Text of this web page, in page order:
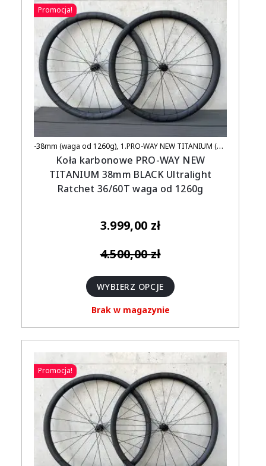
Promocja!
-38mm (waga od 1260g) 1.PRO-WAY NEW TITANIUM (UCI APPROVED)
Koła karbonowe PRO-WAY NEW
TITANIUM 38mm BLACK Ultralight
Ratchet 36/60T waga od 1260g
3.999,00 zł
4.500,00zł
WYBIERZ OPCJE
Brak w magazynie
Promocja!